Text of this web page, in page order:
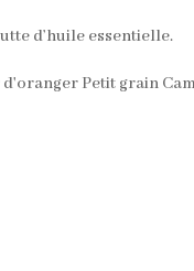
d’huile essentielle.